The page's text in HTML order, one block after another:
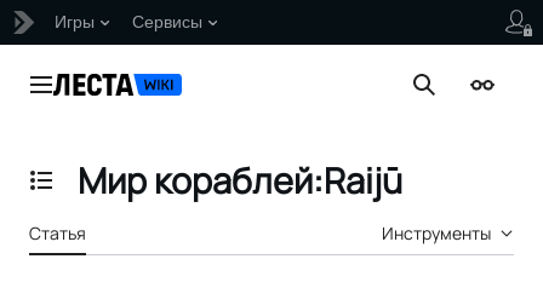
Игры Сервисы
Главное меню Поиск
Отобразить/Скрыть содержание
Мир кораблей:Raijū
Статья Инструменты